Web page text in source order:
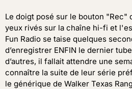
Le doigt posé sur le bouton "Rec"
yeux rivés sur la chaîne hi-fi et
Fun Radio se taise quelques
d’enregistrer ENFIN le dernier
d’autres, il fallait attendre une
connaître la suite de leur série
le générique de Walker Texas